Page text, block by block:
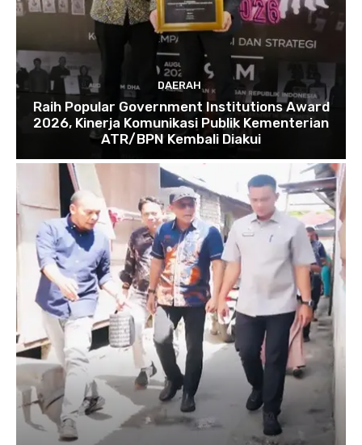
DAERAH
Raih Popular Government Institutions Award
2026, Kinerja Komunikasi Publik Kementerian
ATR/BPN Kembali Diakui